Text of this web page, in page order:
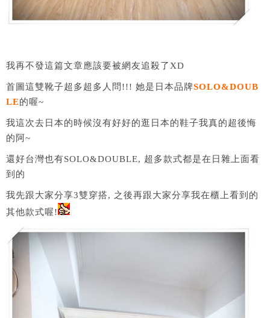
我再不發這篇文章應該要被網友追殺了XD
首圖這雙靴子超多超多人問!!! 她是日本品牌SOLO&DOUB
LE的喔~
我這次去日本的時候沒有好好的逛日本的鞋子我真的超後悔
的阿~
還好台灣也有SOLO&DOUBLE, 超多款式都是在日雜上面看
到的
我先跟大家分享3雙穿搭, 之後再跟大家分享我在櫃上看到的
其他款式喔!